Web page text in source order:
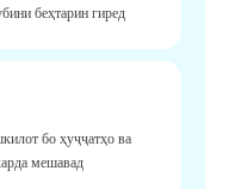
беҳтарин гиред
бо ҳуҷҷатҳо ва
мешавад